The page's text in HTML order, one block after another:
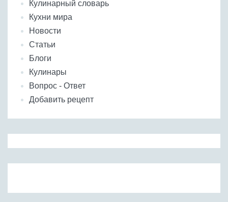
Кулинарный словарь
Кухни мира
Новости
Статьи
Блоги
Кулинары
Вопрос - Ответ
Добавить рецепт